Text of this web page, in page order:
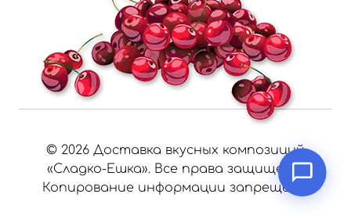
© 2026 Доставка вкусных композиций
«Сладко-Ешка». Все права защищены.
Копирование информации запрещено.